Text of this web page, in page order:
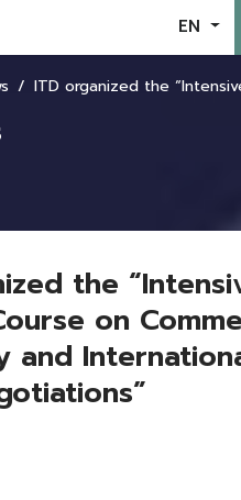
EN
ITD organized the “Intensive Training Course on Commercial Diplomacy and International
the
on
and